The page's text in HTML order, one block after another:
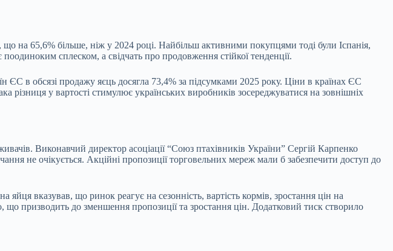
на 65,6% більше, ніж у 2024 році. Найбільш активними покупцями тоді були Іспанія,
сплеском, а свідчать про продовження стійкої тенденції.
ЄС в обсязі продажу яєць досягла 73,4% за підсумками 2025 року. Ціни в країнах ЄС
різниця у вартості стимулює українських виробників зосереджуватися на зовнішніх
Виконавчий директор асоціації “Союз птахівників України” Сергій Карпенко
не очікується. Акційні пропозиції торговельних мереж мали б забезпечити доступ до
вказував, що ринок реагує на сезонність, вартість кормів, зростання цін на
призводить до зменшення пропозиції та зростання цін. Додатковий тиск створило